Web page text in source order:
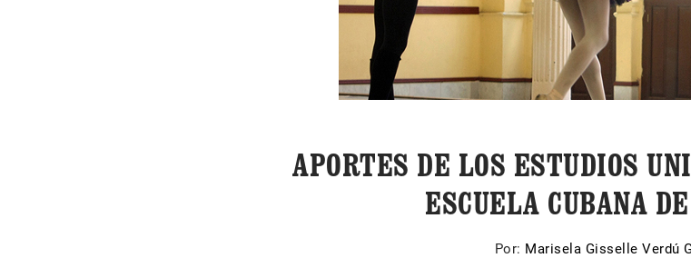
APORTES DE LOS ESTUDIOS
ESCUELA CUBANA
Por: Marisela Gisselle Verdú